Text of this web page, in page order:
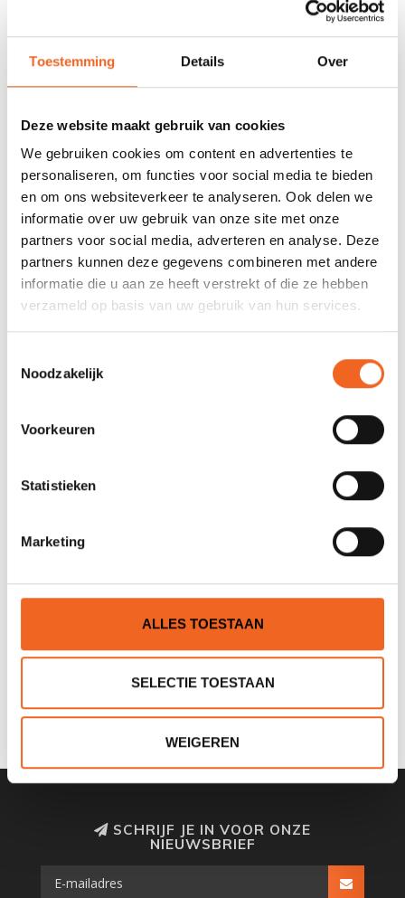
Toestemming Details Over
Deze website maakt gebruik van cookies
We gebruiken cookies om content en advertenties te
personaliseren, om functies voor social media te bieden
en om ons websiteverkeer te analyseren. Ook delen we
informatie over uw gebruik van onze site met onze
partners voor social media, adverteren en analyse. Deze
partners kunnen deze gegevens combineren met andere
informatie die u aan ze heeft verstrekt of die ze hebben
verzameld op basis van uw gebruik van hun services.
Noodzakelijk
Voorkeuren
Statistieken
Marketing
ALLES TOESTAAN
SELECTIE TOESTAAN
WEIGEREN
Vervangende voor-, achter- en middenbanken voor de Canadese
kano. De banken zijn van hout met webbing als zitting. Voor- en
Zitting: 39.5 x 25 cm
Achterbank
Lengte: 68 - 61 cm
Zitting: 39.5 x 25 cm
Middenbank 90
Lengte: 90 cm
Middenbank 91.5
Zitting: 66,5 x 25 cm
Nog niet gewaardeerd
JE BEOORDELING TOEVOEGEN
SCHRIJF JE IN VOOR ONZE
NIEUWSBRIEF